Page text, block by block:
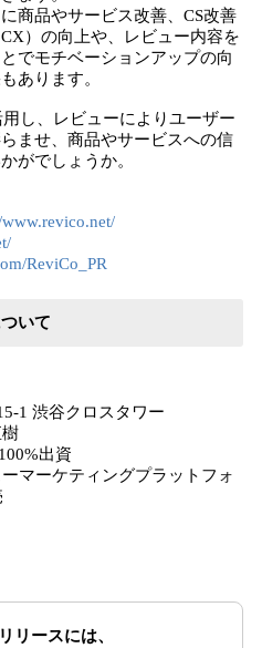
商品やサービス改善、CS改善
）の向上や、レビュー内容を
でモチベーションアップの向
あります。
し、レビューによりユーザー
ませ、商品やサービスへの信
がでしょうか。
ReviCo_PR
いて
1 渋谷クロスタワー
出資
マーケティングプラットフォ
リースには、